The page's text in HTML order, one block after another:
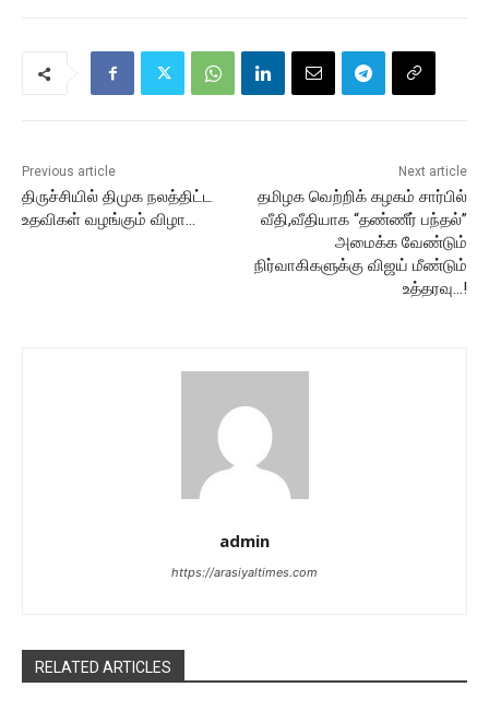
Previous article
திருச்சியில் திமுக நலத்திட்ட
உதவிகள் வழங்கும் விழா…
Next article
தமிழக வெற்றிக் கழகம் சார்பில்
வீதி,வீதியாக “தண்ணீர் பந்தல்”
அமைக்க வேண்டும்
நிர்வாகிகளுக்கு விஜய் மீண்டும்
உத்தரவு…!
admin
https://arasiyaltimes.com
RELATED ARTICLES